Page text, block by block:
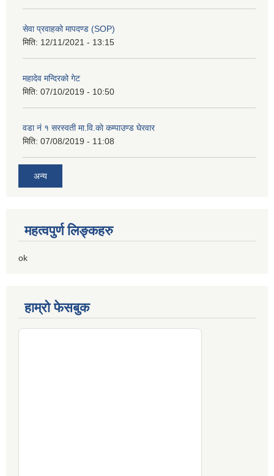
सेवा प्रवाहको मापदण्ड (SOP)
मिति: 12/11/2021 - 13:15
महादेव मन्दिरको गेट
मिति: 07/10/2019 - 10:50
वडा नं १ सरस्वती मा.वि.काे कम्पाउण्ड घेरवार
मिति: 07/08/2019 - 11:08
अन्य
महत्वपुर्ण लिङ्कहरु
ok
हाम्रो फेसबुक